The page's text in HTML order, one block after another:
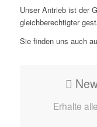
Unser Antrieb ist der
gleichberechtigter
Sie finden uns auch
Erhalte